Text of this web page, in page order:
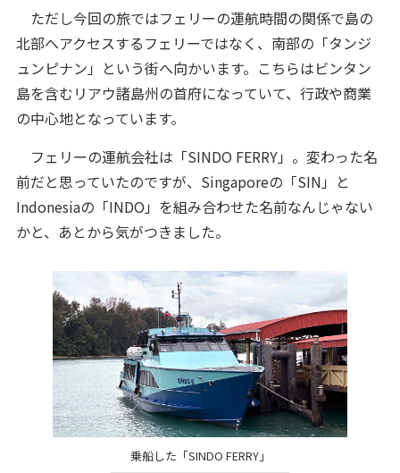
ただし今回の旅ではフェリーの運航時間の関係で島の
北部へアクセスするフェリーではなく、南部の「タンジ
ュンピナン」という街へ向かいます。こちらはビンタン
島を含むリアウ諸島州の首府になっていて、行政や商業
の中心地となっています。
フェリーの運航会社は「SINDO FERRY」。変わった名
前だと思っていたのですが、Singaporeの「SIN」と
Indonesiaの「INDO」を組み合わせた名前なんじゃない
かと、あとから気がつきました。
乗船した「SINDO FERRY」